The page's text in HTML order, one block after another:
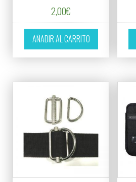
2,00€
AÑADIR AL CARRITO